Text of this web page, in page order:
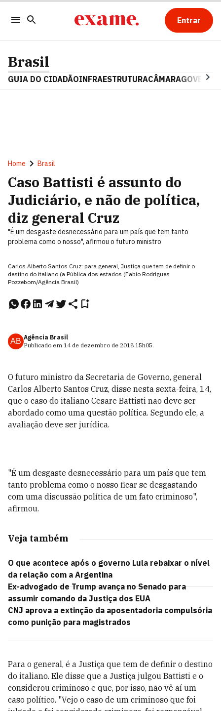
Entrar
Brasil
GUIA DO CIDADÃOINFRAESTRUTURACÂMARAGOVERNO
Home Brasil
Caso Battisti é assunto do
Judiciário, e não de política,
diz general Cruz
"É um desgaste desnecessário para um país que tem tanto
problema como o nosso", afirmou o futuro ministro
Carlos Alberto Santos Cruz: para general, Justiça que tem de definir o
destino do italiano (a Pública dos estados (Fabio Rodrigues
Pozzebom/Agência Brasil)
AB Agência Brasil
Publicado em 14 de dezembro de 2018 15h05.
O futuro ministro da Secretaria de Governo, general
Carlos Alberto Santos Cruz, disse nesta sexta-feira, 14,
que o caso do italiano Cesare Battisti não deve ser
abordado como uma questão política. Segundo ele, a
avaliação deve ser jurídica.
"É um desgaste desnecessário para um país que tem
tanto problema como o nosso ficar se desgastando
com uma discussão política de um fato criminoso",
afirmou.
Veja também
O que acontece após o governo Lula rebaixar o nível
da relação com a Argentina
Ex-advogado de Trump avança no Senado para
assumir comando da Justiça dos EUA
CNJ aprova a extinção da aposentadoria compulsória
como punição para magistrados
Para o general, é a Justiça que tem de definir o destino
do italiano. Ele disse que a Justiça julgou Battisti e o
considerou criminoso e que, por isso, não vê aí um
caso político. "Vejo o caso de um criminoso que foi